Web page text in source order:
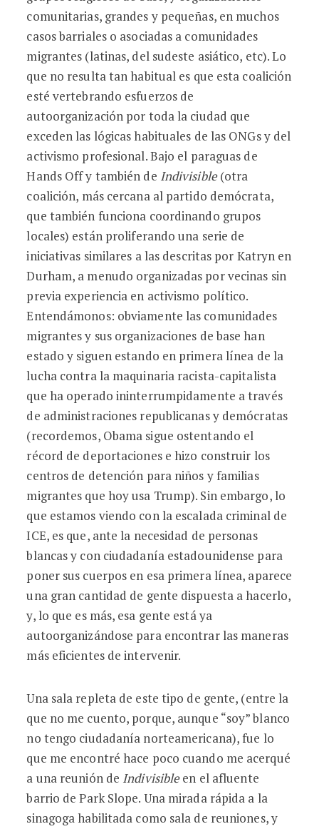
comunitarias, grandes y pequeñas, en muchos
casos barriales o asociadas a comunidades
migrantes (latinas, del sudeste asiático, etc). Lo
que no resulta tan habitual es que esta coalición
esté vertebrando esfuerzos de
autoorganización por toda la ciudad que
exceden las lógicas habituales de las ONGs y del
activismo profesional. Bajo el paraguas de
Hands Off y también de Indivisible(otra
coalición, más cercana al partido demócrata,
que también funciona coordinando grupos
locales) están proliferando una serie de
iniciativas similares a las descritas por Katryn en
Durham, a menudo organizadas por vecinas sin
previa experiencia en activismo político.
Entendámonos: obviamente las comunidades
migrantes y sus organizaciones de base han
estado y siguen estando en primera línea de la
lucha contra la maquinaria racista-capitalista
que ha operado ininterrumpidamente a través
de administraciones republicanas y demócratas
(recordemos, Obama sigue ostentando el
récord de deportaciones e hizo construir los
centros de detención para niños y familias
migrantes que hoy usa Trump). Sin embargo, lo
que estamos viendo con la escalada criminal de
ICE, es que, ante la necesidad de personas
blancas y con ciudadanía estadounidense para
poner sus cuerpos en esa primera línea, aparece
una gran cantidad de gente dispuesta a hacerlo,
y, lo que es más, esa gente está ya
autoorganizándose para encontrar las maneras
más eficientes de intervenir.
Una sala repleta de este tipo de gente, (entre la
que no me cuento, porque, aunque “soy” blanco
no tengo ciudadanía norteamericana), fue lo
que me encontré hace poco cuando me acerqué
a una reunión de Indivisibleen el afluente
barrio de Park Slope. Una mirada rápida a la
sinagoga habilitada como sala de reuniones, y